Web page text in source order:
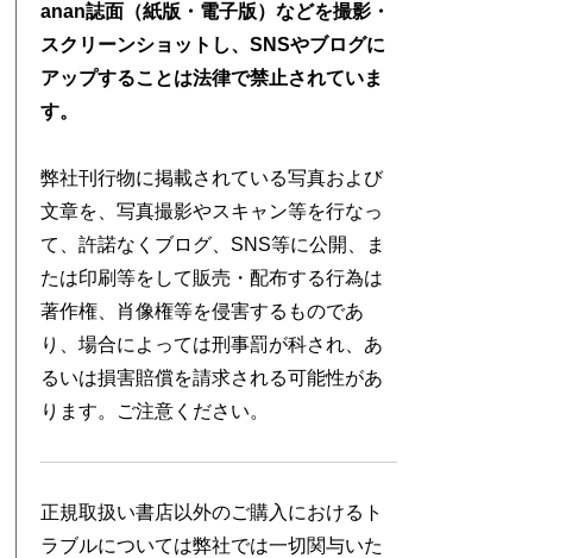
anan誌面（紙版・電子版）などを撮影・
スクリーンショットし、SNSやブログに
アップすることは法律で禁止されていま
す。
弊社刊行物に掲載されている写真および
文章を、写真撮影やスキャン等を行なっ
て、許諾なくブログ、SNS等に公開、ま
たは印刷等をして販売・配布する行為は
著作権、肖像権等を侵害するものであ
り、場合によっては刑事罰が科され、あ
るいは損害賠償を請求される可能性があ
ります。ご注意ください。
正規取扱い書店以外のご購入におけるト
ラブルについては弊社では一切関与いた